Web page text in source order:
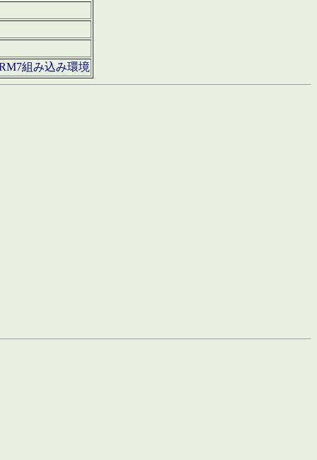
組み込み環境